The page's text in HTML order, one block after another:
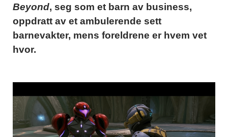
Beyond, seg som et barn av business,
oppdratt av et ambulerende sett
barnevakter, mens foreldrene er hvem vet
hvor.